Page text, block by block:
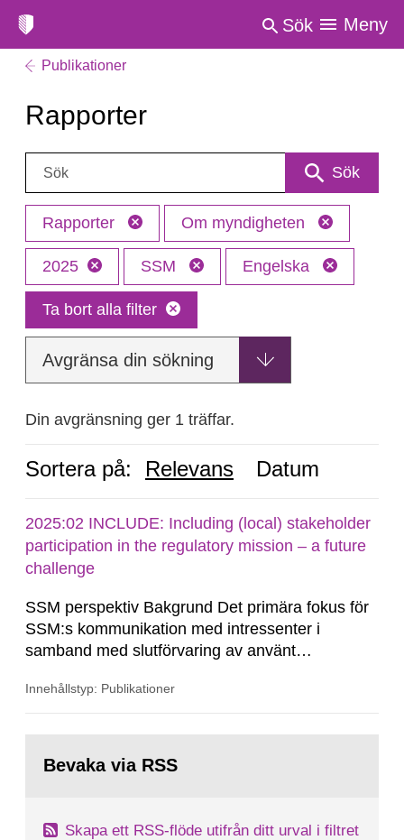
Sök Meny
Publikationer
Rapporter
Sök: Sök
Rapporter Om myndigheten
2025 SSM Engelska
Ta bort alla filter
Avgränsa din sökning
Din avgränsning ger 1 träffar.
Sortera på: Relevans Datum
2025:02 INCLUDE: Including (local) stakeholder
participation in the regulatory mission – a future
challenge
SSM perspektiv Bakgrund Det primära fokus för
SSM:s kommunikation med intressenter i
samband med slutförvaring av använt
legat på formella samrådsprocesser kring den
tillståndsansökningar enligt kärntekniklagen.
Innehållstyp: Publikationer
sida:Bevaka via RSS
Skapa ett RSS-flöde utifrån ditt urval i filtret